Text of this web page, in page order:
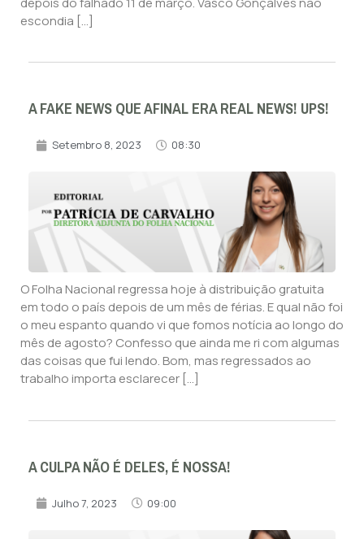
escondia […]
A FAKE NEWS QUE AFINAL ERA REAL NEWS! UPS!
Setembro 8, 2023 08:30
O Folha Nacional regressa hoje à distribuição gratuita
em todo o país depois de um mês de férias. E qual não foi
o meu espanto quando vi que fomos notícia ao longo do
mês de agosto? Confesso que ainda me ri com algumas
das coisas que fui lendo. Bom, mas regressados ao
trabalho importa esclarecer […]
A CULPA NÃO É DELES, É NOSSA!
Julho 7, 2023 09:00